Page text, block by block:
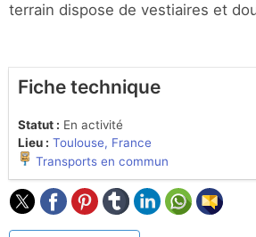
terrain dispose de vestiaires et
Fiche technique
Statut : En activité
Lieu : Toulouse, France
Transports en commun